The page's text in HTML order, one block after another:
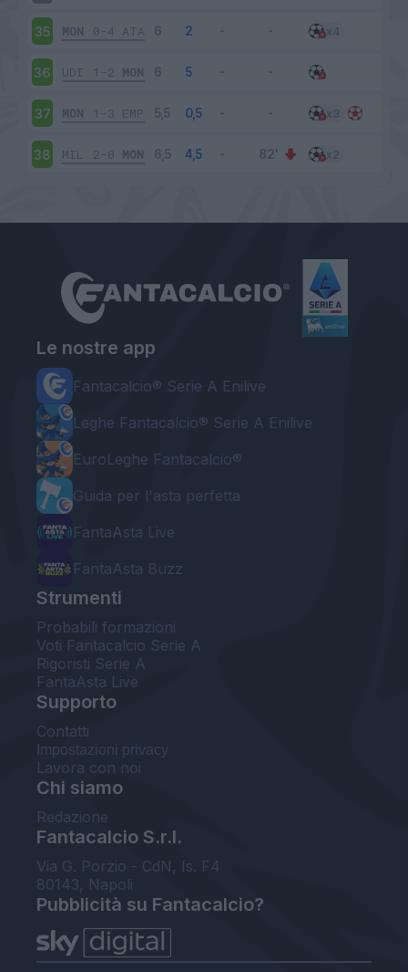
35 MON 0-4 ATA
36 UDI 1-2 MON
37 MON 1-3 EMP
38 MIL 2-0 MON
Le nostre app
Fantacalcio® Serie A Enilive
Leghe Fantacalcio® Serie A Enilive
EuroLeghe Fantacalcio®
Guida per l'asta perfetta
FantaAsta Live
FantaAsta Buzz
Strumenti
Probabili formazioni
Voti Fantacalcio Serie A
Rigoristi Serie A
FantaAsta Live
Supporto
Contatti
Impostazioni privacy
Lavora con noi
Chi siamo
Redazione
Fantacalcio S.r.l.
Via G. Porzio - CdN, Is. F4
80143, Napoli
Pubblicità su Fantacalcio?